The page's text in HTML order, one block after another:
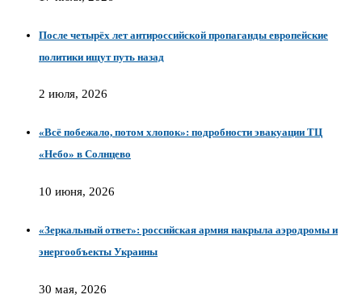
После четырёх лет антироссийской пропаганды европейские
политики ищут путь назад
2 июля, 2026
«Всё побежало, потом хлопок»: подробности эвакуации ТЦ
«Небо» в Солнцево
10 июня, 2026
«Зеркальный ответ»: российская армия накрыла аэродромы и
энергообъекты Украины
30 мая, 2026